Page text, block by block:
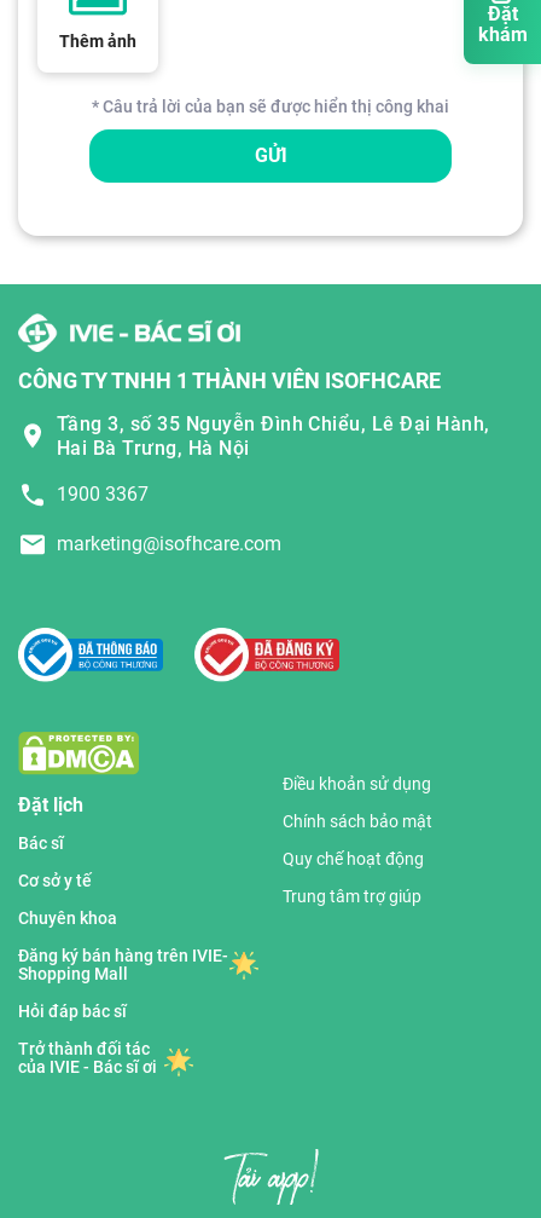
Đặt
khám
Thêm ảnh
* Câu trả lời của bạn sẽ được hiển thị công khai
GỬI
CÔNG TY TNHH 1 THÀNH VIÊN ISOFHCARE
Tầng 3, số 35 Nguyễn Đình Chiểu, Lê Đại Hành,
Hai Bà Trưng, Hà Nội
1900 3367
marketing@isofhcare.com
Đặt lịch
Bác sĩ
Cơ sở y tế
Chuyên khoa
Đăng ký bán hàng trên IVIE-
Shopping Mall
Hỏi đáp bác sĩ
Trở thành đối tác
của IVIE - Bác sĩ ơi
Điều khoản sử dụng
Chính sách bảo mật
Quy chế hoạt động
Trung tâm trợ giúp